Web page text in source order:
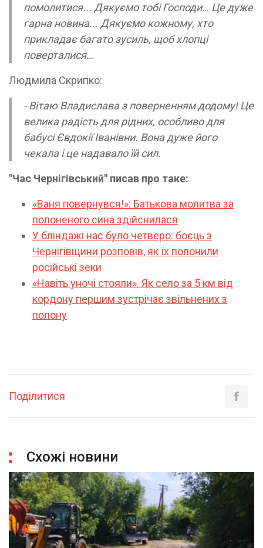
помолитися... Дякуємо тобі Господи… Це дуже
гарна новина... Дякуємо кожному, хто
прикладає багато зусиль, щоб хлопці
поверталися…
Людмила Скрипко:
- Вітаю Владислава з поверненням додому! Це
велика радість для рідних, особливо для
бабусі Євдокії Іванівни. Вона дуже його
чекала і це надавало їй сил.
"Час Чернігівський" писав про таке:
«Ваня повернувся!»: Батькова молитва за
полоненого сина здійснилася
У бліндажі нас було четверо: боєць з
Чернігівщини розповів, як їх полонили
російські зеки
«Навіть уночі стояли». Як село за 5 км від
кордону першим зустрічає звільнених з
полону
Поділитися
Схожі новини